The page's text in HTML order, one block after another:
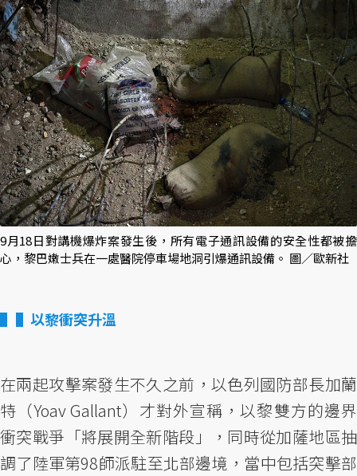
9月18日對講機爆炸案發生後，所有電子通訊設備的安全性都被擔
心，黎巴嫩士兵在一處醫院停車場地洞引爆通訊設備。 圖／歐新社
▌以黎衝突升溫
在兩起攻擊案發生不久之前，以色列國防部長加蘭
特（Yoav Gallant）才對外宣稱，以黎雙方的邊界
衝突戰爭「將展開全新階段」，同時從加薩地區抽
調了陸軍第98師派駐至北部邊境，當中包括突擊部